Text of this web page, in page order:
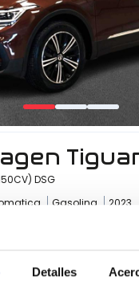
Detalles
DSG
Gasolina 2023
Precio al contado: 27.200 €